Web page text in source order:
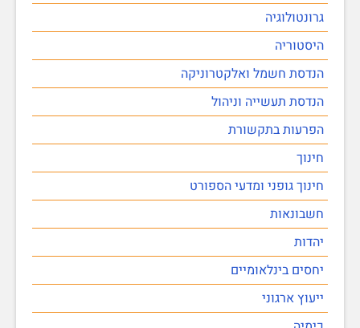
גרונטולוגיה
היסטוריה
הנדסת חשמל ואלקטרוניקה
הנדסת תעשייה וניהול
הפרעות בתקשורת
חינוך
חינוך גופני ומדעי הספורט
חשבונאות
יהדות
יחסים בינלאומיים
ייעוץ ארגוני